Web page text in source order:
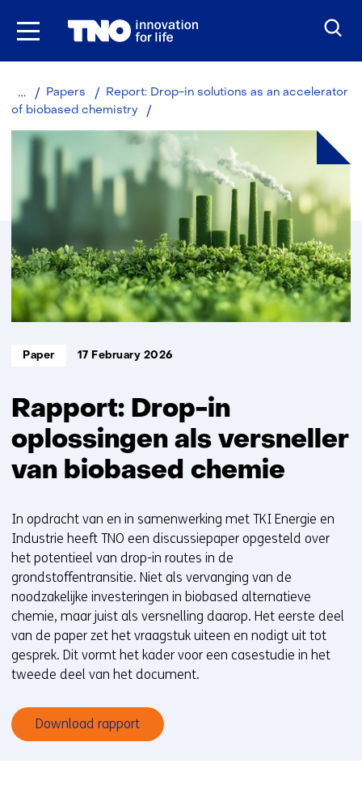
Skip
Home Papers
Report: Drop-in solutions as an accelerator
of biobased chemistry
oplossingen
als
versneller
biobased
chemie
Informatietype:
Paper 17 February 2026
Rapport: Drop-in
oplossingen als versneller
van biobased chemie
In opdracht van en in samenwerking met TKI Energie en
Industrie heeft TNO een discussiepaper opgesteld over
het potentieel van drop-in routes in de
grondstoffentransitie. Niet als vervanging van de
noodzakelijke investeringen in biobased alternatieve
chemie, maar juist als versnelling daarop. Het eerste deel
van de paper zet het vraagstuk uiteen en nodigt uit tot
gesprek. Dit vormt het kader voor een casestudie in het
tweede deel van het document.
Download rapport